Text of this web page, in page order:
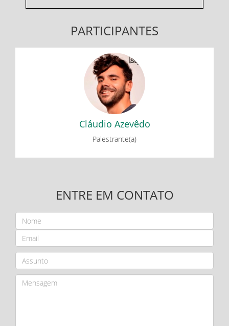
PARTICIPANTES
Cláudio Azevêdo
Palestrante(a)
Cláudio Azevêdo
Live de Abertura do Start Vales
ENTRE EM CONTATO